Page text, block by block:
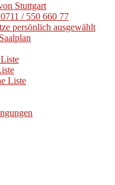
Stuttgart
/ 550 660 77
persönlich ausgewählt
Liste